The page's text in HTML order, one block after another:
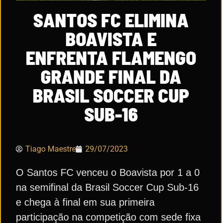
SANTOS FC ELIMINA
BOAVISTA E
ENFRENTA FLAMENGO
GRANDE FINAL DA
BRASIL SOCCER CUP
SUB-16
Tiago Maestre 29/07/2023
O Santos FC venceu o Boavista por 1 a 0
na semifinal da Brasil Soccer Cup Sub-16
e chega à final em sua primeira
participação na competição com sede fixa